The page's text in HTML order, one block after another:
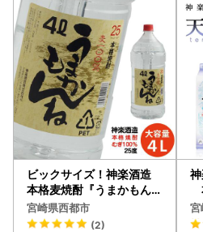
発送からお日にちを経過してのご
合がございます。予めご了承くだ
【お問い合わせ】
西都市総合政策課 ふるさと納税
TEL：0570-031-104
FAX：0983-43-3654
mail：furusato@city.saito.lg.jp
対応時間：8:30～17:15
※土・日・祝祭日はお休みとなり
合わせについては翌営業日の対応
ビックサイズ！神楽酒造
本格麦焼酎『うまかもんね
』25度 4L 大容量＜23-2
0a＞
宮崎県西都市
(2)
宮